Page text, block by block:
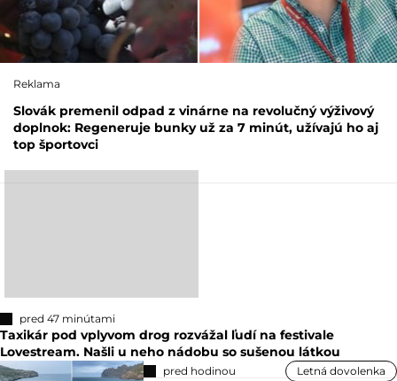
Reklama
Slovák premenil odpad z vinárne na revolučný výživový
doplnok: Regeneruje bunky už za 7 minút, užívajú ho aj
top športovci
pred 47 minútami
Taxikár pod vplyvom drog rozvážal ľudí na festivale
Lovestream. Našli u neho nádobu so sušenou látkou
pred hodinou Letná dovolenka